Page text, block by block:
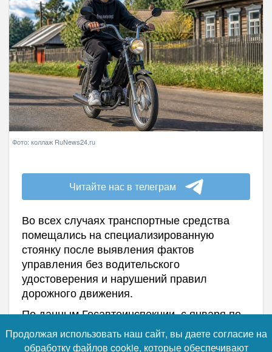
Фото: коллаж RuNews24.ru
Читайте нас в телеграм
Во всех случаях транспортные средства
помещались на специализированную
стоянку после выявления фактов
управления без водительского
удостоверения и нарушений правил
дорожного движения.
По данным Госавтоинспекции, с января по
июль в регионе произошло 16 дорожно-
транспортных происшествий с участием
Продолжая использовать наш сайт, вы даете согласие на
обработку файлов cookie, которые обеспечивают